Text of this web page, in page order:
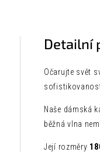
Detailní
Očarujte svět
Naše dámská
běžná vlna
Její rozměry